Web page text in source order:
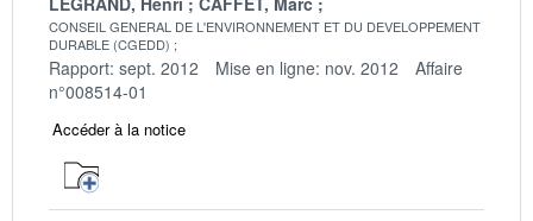
CONSEIL GENERAL DE L'ENVIRONNEMENT ET DU DEVELOPPEMENT
DURABLE (CGEDD)
Rapport: sept. 2012 Mise en ligne: nov. 2012
Affaire
n°008514-01
Accéder à la notice